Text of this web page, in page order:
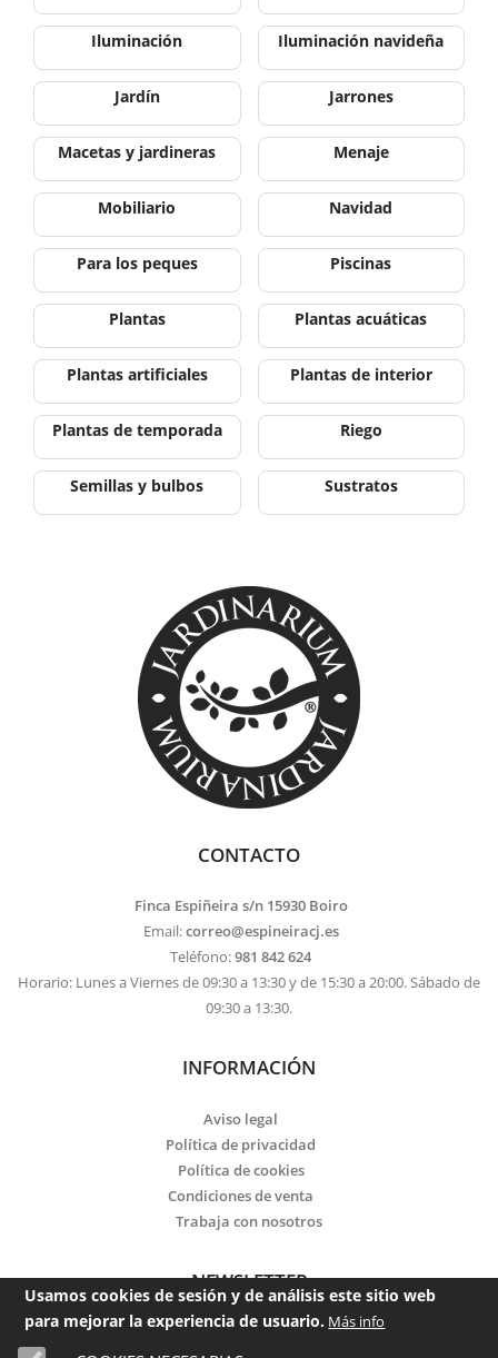
Iluminación Iluminación navideña
Jardín Jarrones
Macetas y jardineras Menaje
Mobiliario Navidad
Para los peques Piscinas
Plantas Plantas acuáticas
Plantas artificiales Plantas de interior
Plantas de temporada Riego
Semillas y bulbos Sustratos
CONTACTO
Finca Espiñeira s/n 15930 Boiro
Email:correo@espineiracj.es
Teléfono:981 842 624
Horario: Lunes a Viernes de 09:30 a 13:30 y de 15:30 a 20:00. Sábado de
09:30 a 13:30.
INFORMACIÓN
Aviso legal
Política de privacidad
Política de cookies
Condiciones de venta
Trabaja con nosotros
NEWSLETTER
Email
Usamos cookies de sesión y de análisis este sitio web
para mejorar la experiencia de usuario. Más info